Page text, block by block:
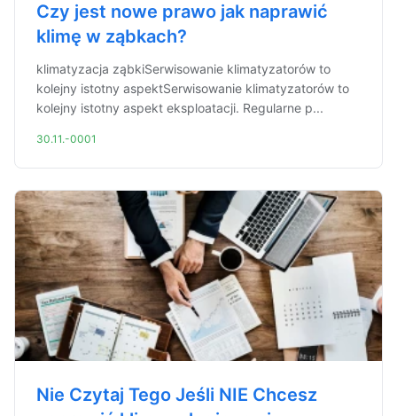
Czy jest nowe prawo jak naprawić
klimę w ząbkach?
klimatyzacja ząbkiSerwisowanie klimatyzatorów to
kolejny istotny aspektSerwisowanie klimatyzatorów to
kolejny istotny aspekt eksploatacji. Regularne p...
30.11.-0001
Nie Czytaj Tego Jeśli NIE Chcesz